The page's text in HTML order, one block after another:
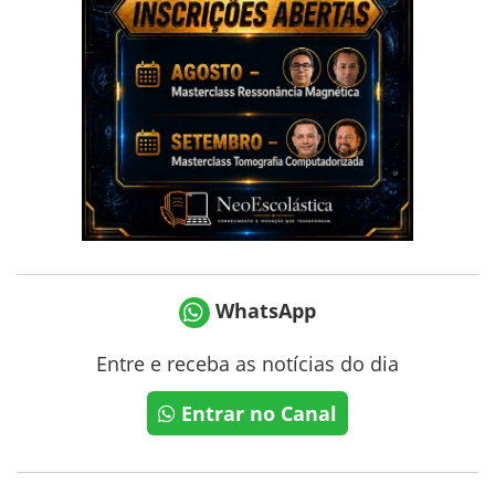
WhatsApp
Entre e receba as notícias do dia
Entrar no Canal